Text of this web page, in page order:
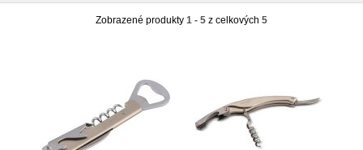
Zobrazené produkty 1 - 5 z celkových 5